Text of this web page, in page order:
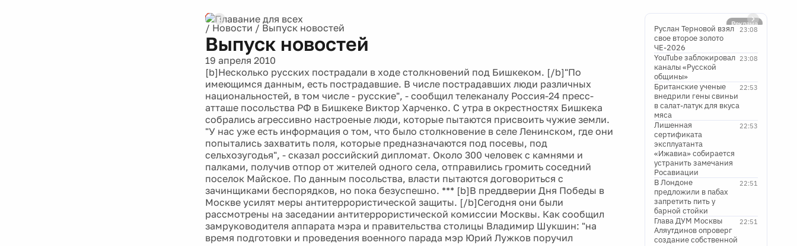
Реклама
/ Новости / Выпуск новостей
Выпуск новостей
19 апреля 2010
[b]Несколько русских пострадали в ходе столкновений под Бишкеком. [/b]"По
имеющимся данным, есть пострадавшие. В числе пострадавших люди различных
национальностей, в том числе - русские", - сообщил телеканалу Россия-24 пресс-
атташе посольства РФ в Бишкеке Виктор Харченко. С утра в окрестностях Бишкека
собрались агрессивно настроеные люди, которые пытаются присвоить чужие земли.
"У нас уже есть информация о том, что было столкновение в селе Ленинском, где они
попытались захватить поля, которые предназначаются под посевы, под
сельхозугодья", - сказал российский дипломат. Около 300 человек с камнями и
палками, получив отпор от жителей одного села, отправились громить соседний
поселок Майское. По данным посольства, власти пытаются договориться с
зачинщиками беспорядков, но пока безуспешно. *** [b]В преддверии Дня Победы в
Москве усилят меры антитеррористической защиты. [/b]Сегодня они были
рассмотрены на заседании антитеррористической комиссии Москвы. Как сообщил
замруководителя аппарата мэра и правительства столицы Владимир Шукшин: "на
время подготовки и проведения военного парада мэр Юрий Лужков поручил
23:08
Руслан Терновой взял
свое второе золото
ЧЕ-2026
23:08
YouTube заблокировал
каналы «Русской
общины»
22:53
Британские ученые
внедрили гены свиньи
в салат-латук для вкуса
мяса
22:53
Лишенная
сертификата
эксплуатанта
«Ижавиа» собирается
устранить замечания
Росавиации
22:51
В Лондоне
предложили в пабах
запретить пить у
барной стойки
22:51
Глава ДУМ Москвы
Аляутдинов опроверг
создание собственной